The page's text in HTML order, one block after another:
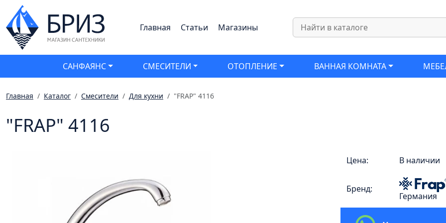
Главная Статьи Магазины
САНФАЯНС СМЕСИТЕЛИ ОТОПЛЕНИЕ ВАННАЯ КОМНАТА
Главная Каталог Смесители Для кухни "FRAP" 4116
"FRAP" 4116
Цена: В наличии
Бренд:
Германия